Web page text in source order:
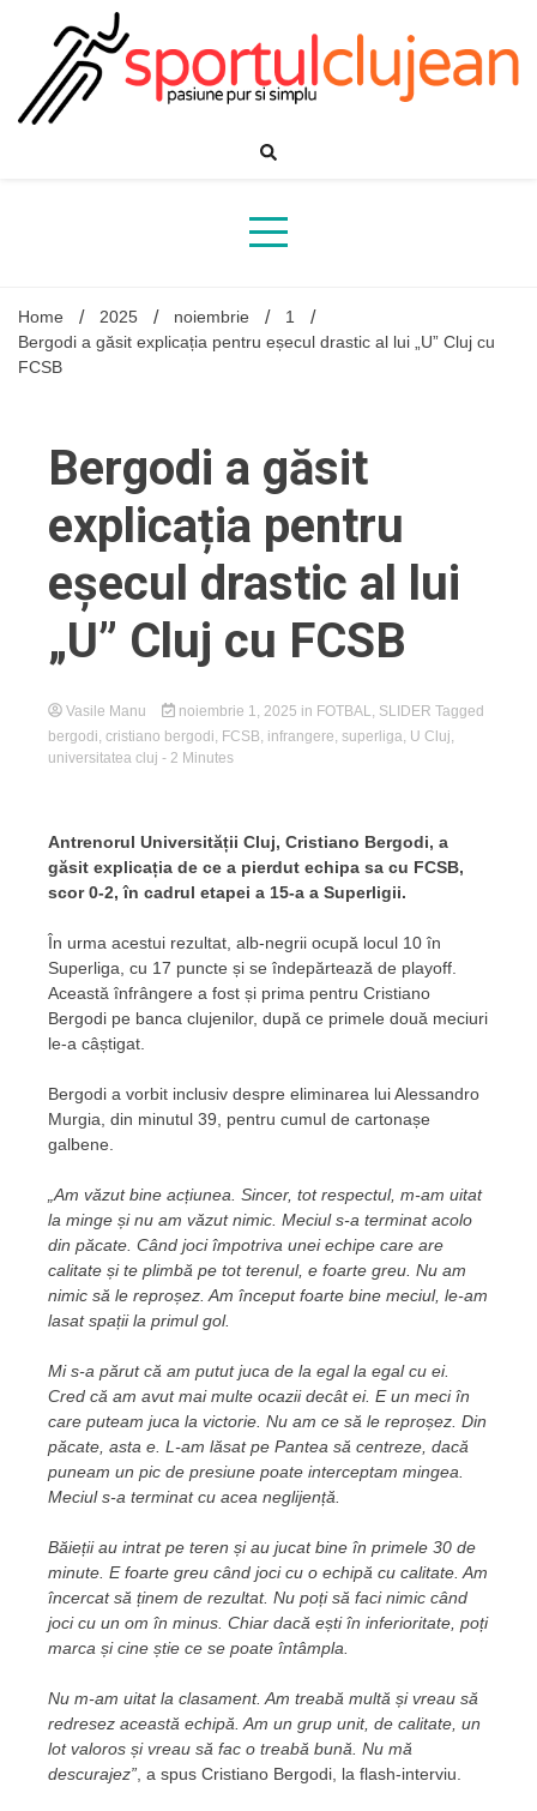
Home 2025 noiembrie
1
Bergodi a găsit explicația pentru eșecul drastic al lui „U” Cluj cu
FCSB
Bergodi a găsit
explicația pentru
eșecul drastic al lui
„U” Cluj cu FCSB
Vasile Manu noiembrie 1, 2025 in FOTBAL SLIDER Tagged
bergodi cristiano bergodi FCSB infrangere superliga U Cluj
universitatea cluj - 2 Minutes
Antrenorul Universității Cluj, Cristiano Bergodi, a
găsit explicația de ce a pierdut echipa sa cu FCSB,
scor 0-2, în cadrul etapei a 15-a a Superligii.
În urma acestui rezultat, alb-negrii ocupă locul 10 în
Superliga, cu 17 puncte și se îndepărtează de playoff.
Această înfrângere a fost și prima pentru Cristiano
Bergodi pe banca clujenilor, după ce primele două meciuri
le-a câștigat.
Bergodi a vorbit inclusiv despre eliminarea lui Alessandro
Murgia, din minutul 39, pentru cumul de cartonașe
galbene.
„Am văzut bine acțiunea. Sincer, tot respectul, m-am uitat
la minge și nu am văzut nimic. Meciul s-a terminat acolo
din păcate. Când joci împotriva unei echipe care are
calitate și te plimbă pe tot terenul, e foarte greu. Nu am
nimic să le reproșez. Am început foarte bine meciul, le-am
lasat spații la primul gol.
Mi s-a părut că am putut juca de la egal la egal cu ei.
Cred că am avut mai multe ocazii decât ei. E un meci în
care puteam juca la victorie. Nu am ce să le reproșez. Din
păcate, asta e. L-am lăsat pe Pantea să centreze, dacă
puneam un pic de presiune poate interceptam mingea.
Meciul s-a terminat cu acea neglijență.
Băieții au intrat pe teren și au jucat bine în primele 30 de
minute. E foarte greu când joci cu o echipă cu calitate. Am
încercat să ținem de rezultat. Nu poți să faci nimic când
joci cu un om în minus. Chiar dacă ești în inferioritate, poți
marca și cine știe ce se poate întâmpla.
Nu m-am uitat la clasament. Am treabă multă și vreau să
redresez această echipă. Am un grup unit, de calitate, un
lot valoros și vreau să fac o treabă bună. Nu mă
descurajez” , a spus Cristiano Bergodi, la flash-interviu.